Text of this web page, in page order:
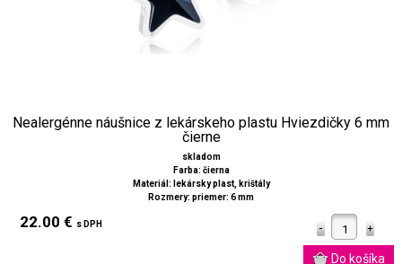
Nealergénne náušnice z lekárskeho plastu Hviezdičky 6 mm
čierne
skladom
Farba: čierna
Materiál: lekársky plast, krištály
Rozmery: priemer: 6 mm
22.00 € s DPH